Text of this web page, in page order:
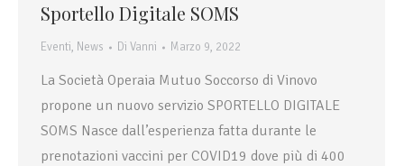
Sportello Digitale SOMS
Eventi, News Di Vanni Marzo 9, 2022
La Società Operaia Mutuo Soccorso di Vinovo
propone un nuovo servizio SPORTELLO DIGITALE
SOMS Nasce dall’esperienza fatta durante le
prenotazioni vaccini per COVID19 dove più di 400